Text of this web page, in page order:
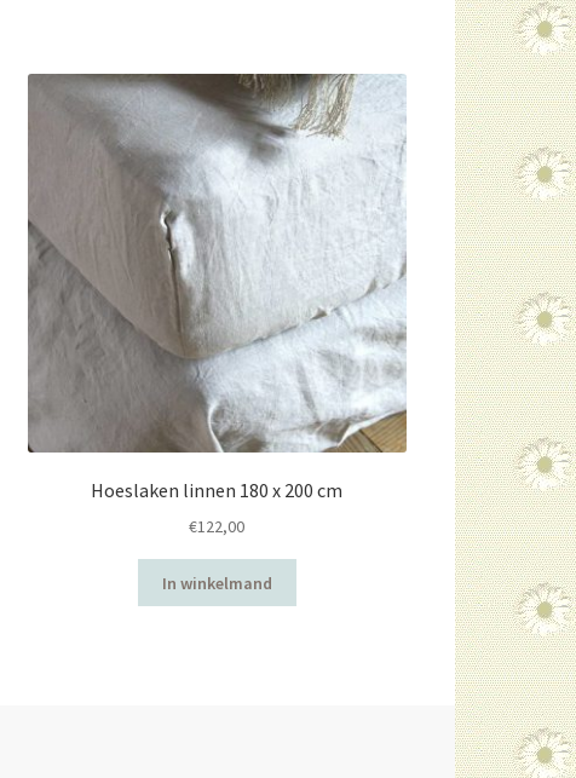
Hoeslaken linnen 180 x 200 cm
€122,00
In winkelmand